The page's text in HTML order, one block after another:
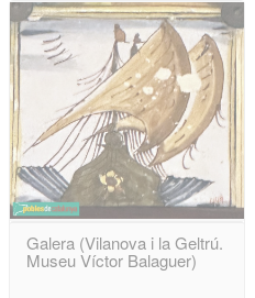
Galera (Vilanova i la Geltrú.
Museu Víctor Balaguer)